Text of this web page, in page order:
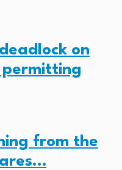
on
from the